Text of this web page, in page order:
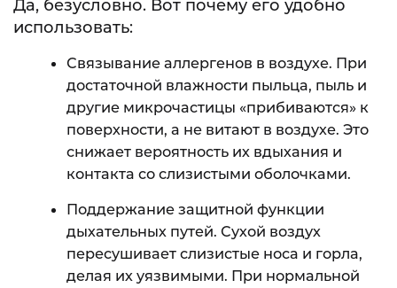
Да, безусловно. Вот почему его удобно
использовать:
Связывание аллергенов в воздухе. При
достаточной влажности пыльца, пыль и
другие микрочастицы «прибиваются» к
поверхности, а не витают в воздухе. Это
снижает вероятность их вдыхания и
контакта со слизистыми оболочками.
Поддержание защитной функции
дыхательных путей. Сухой воздух
пересушивает слизистые носа и горла,
делая их уязвимыми. При нормальной